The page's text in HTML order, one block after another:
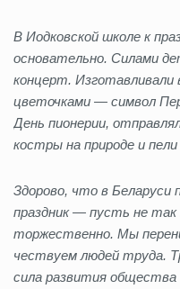
В Иодковской школе к
основательно. Силами
концерт.
цветочками — символ
День пионерии,
костры на природе и пели
Здорово, что в Беларуси
праздник — пусть не
торжественно. Мы
чествуем людей труда.
сила развития